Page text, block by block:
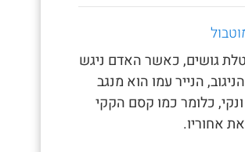
גושים, כאשר האדם ניגש
הנייר עמו הוא מנגב
כלומר כמו קסם הקקי
אחוריו.